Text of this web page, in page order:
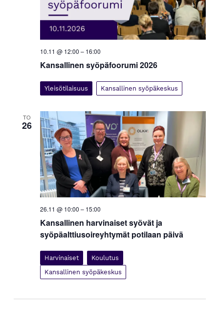
10.11 @ 12:00 – 16:00
Kansallinen syöpäfoorumi 2026
Yleisötilaisuus Kansallinen syöpäkeskus
TO
26
26.11 @ 10:00 – 15:00
Kansallinen harvinaiset syövät ja
syöpäalttiusoireyhtymät potilaan päivä
Harvinaiset
Koulutus
Kansallinen syöpäkeskus